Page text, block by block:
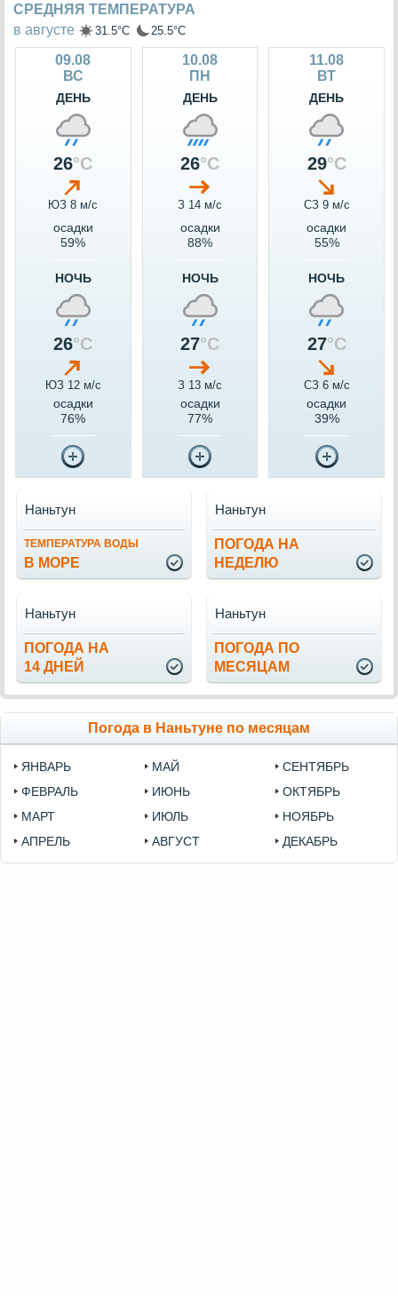
СРЕДНЯЯ ТЕМПЕРАТУРА
в августе
31.5°C 25.5°C
09.08
ВС
ДЕНЬ
26°C
ЮЗ 8 м/c
осадки
59%
НОЧЬ
26°C
ЮЗ 12 м/c
осадки
76%
10.08
ПН
ДЕНЬ
26°C
З 14 м/c
осадки
88%
НОЧЬ
27°C
З 13 м/c
осадки
77%
11.08
ВТ
ДЕНЬ
29°C
СЗ 9 м/c
осадки
55%
НОЧЬ
27°C
СЗ 6 м/c
осадки
39%
ТЕМПЕРАТУРА ВОДЫ
В МОРЕ
Наньтун
ПОГОДА НА
НЕДЕЛЮ
Наньтун
ПОГОДА НА
14 ДНЕЙ
Наньтун
ПОГОДА ПО
МЕСЯЦАМ
Наньтун
Погода в Наньтуне по месяцам
ЯНВАРЬ
ФЕВРАЛЬ
МАРТ
АПРЕЛЬ
МАЙ
ИЮНЬ
ИЮЛЬ
АВГУСТ
СЕНТЯБРЬ
ОКТЯБРЬ
НОЯБРЬ
ДЕКАБРЬ